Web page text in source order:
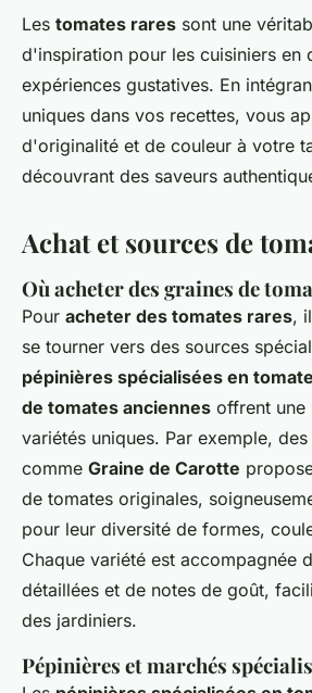
Les tomates rares sont une
d'inspiration pour les cuisiniers en
expériences gustatives. En
uniques dans vos recettes, vous
d'originalité et de couleur à votre
découvrant des saveurs
Achat et sources de
Où acheter des graines de
Pour acheter des tomates rares,
se tourner vers des sources
pépinières spécialisées en
de tomates anciennes offrent une
variétés uniques. Par exemple,
comme Graine de Carotte
de tomates originales,
pour leur diversité de formes,
Chaque variété est accompagnée
détaillées et de notes de goût,
des jardiniers.
Pépinières et marchés